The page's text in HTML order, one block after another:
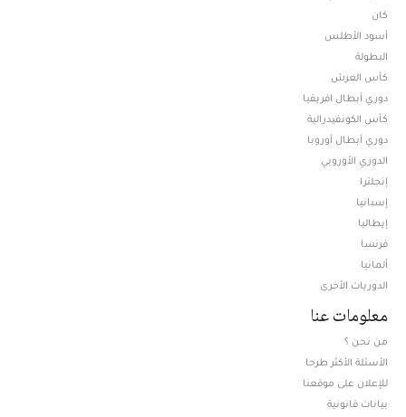
كان
أسود الأطلس
البطولة
كأس العرش
دوري أبطال افريقيا
كأس الكونفيدرالية
دوري أبطال أوروبا
الدوري الأوروبي
إنجلترا
إسبانيا
إيطاليا
فرنسا
ألمانيا
الدوريات الأخرى
معلومات عنا
من نحن ؟
الأسئلة الأكثر طرحا
للإعلان على موقعنا
بيانات قانونية